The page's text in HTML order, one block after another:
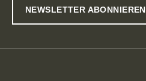
NEWSLETTER ABONNIEREN